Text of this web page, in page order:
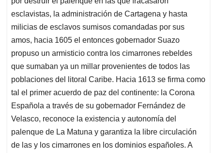
esclavistas, la administración de Cartagena y hasta
milicias de esclavos sumisos comandadas por sus
amos, hacia 1605 el entonces gobernador Suazo
propuso un armisticio contra los cimarrones rebeldes
que sumaban ya un millar provenientes de todos las
poblaciones del litoral Caribe. Hacia 1613 se firma como
tal el primer acuerdo de paz del continente: la Corona
Española a través de su gobernador Fernández de
Velasco, reconoce la existencia y autonomía del
palenque de La Matuna y garantiza la libre circulación
de las y los cimarrones en los dominios españoles. A